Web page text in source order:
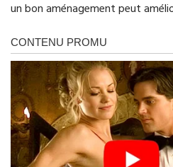
un bon aménagement peut